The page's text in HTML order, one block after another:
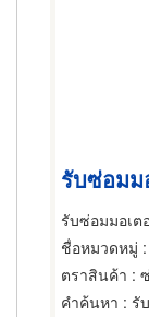
รับซ่อมม
ชื่อหมวดหมู่ :
ตราสินค้า : ซ่
คำค้นหา : รั